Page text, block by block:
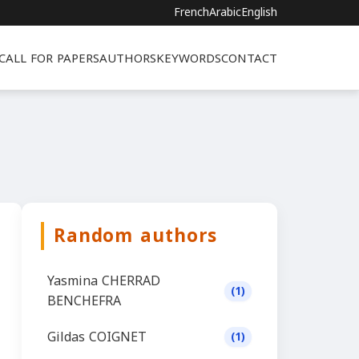
FrenchArabicEnglish
FOR PAPERSAUTHORSKEYWORDSCONTACT
Random authors
Yasmina CHERRAD
BENCHEFRA
(1)
Gildas COIGNET (1)